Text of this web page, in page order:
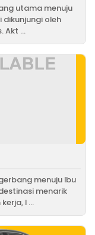
utama menuju
dikunjungi oleh
Akt ...
menuju Ibu
menarik
l ...